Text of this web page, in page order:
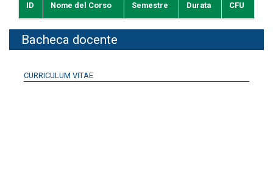
ID Nome del Corso Semestre Durata CFU
Bacheca docente
CURRICULUM VITAE